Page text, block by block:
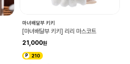
마녀배달부 키키
[마녀배달부 키키] 리리 마스코트
21,000
210